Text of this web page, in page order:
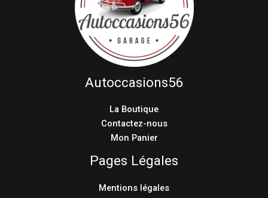
Autoccasions56
La Boutique
Contactez-nous
Mon Panier
Pages Légales
Mentions légales